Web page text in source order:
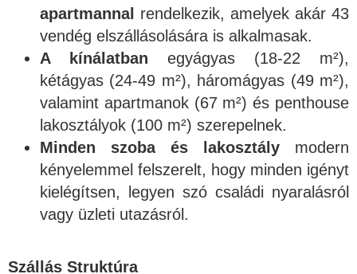
apartmannal rendelkezik, amelyek akár 43
vendég elszállásolására is alkalmasak.
A kínálatban egyágyas (18-22 m²),
kétágyas (24-49 m²), háromágyas (49 m²),
valamint apartmanok (67 m²) és penthouse
lakosztályok (100 m²) szerepelnek.
Minden szoba és lakosztály modern
kényelemmel felszerelt, hogy minden igényt
kielégítsen, legyen szó családi nyaralásról
vagy üzleti utazásról.
Szállás Struktúra